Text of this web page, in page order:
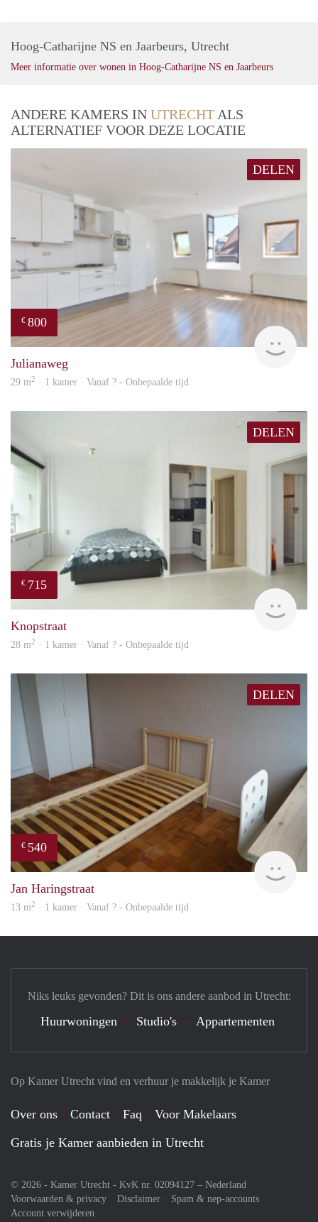
Hoog-Catharijne NS en Jaarbeurs, Utrecht
Meer informatie over wonen in Hoog-Catharijne NS en Jaarbeurs
ANDERE KAMERS IN UTRECHT ALS
ALTERNATIEF VOOR DEZE LOCATIE
DELEN
€ 800
Julianaweg
29 m2 · 1 kamer · Vanaf ? - Onbepaalde tijd
DELEN
€ 715
Knopstraat
28 m2 · 1 kamer · Vanaf ? - Onbepaalde tijd
DELEN
€ 540
Jan Haringstraat
13 m2 · 1 kamer · Vanaf ? - Onbepaalde tijd
Op Kamer Utrecht vind en verhuur je makkelijk je Kamer
Over ons Contact Faq
Voor Makelaars
Gratis je Kamer aanbieden in Utrecht
© 2026 - Kamer Utrecht - KvK nr. 02094127 – Nederland
Voorwaarden & privacy
Disclaimer
Spam & nep-accounts
Account verwijderen
Niks leuks gevonden? Dit is ons andere aanbod in Utrecht:
Huurwoningen Studio's Appartementen